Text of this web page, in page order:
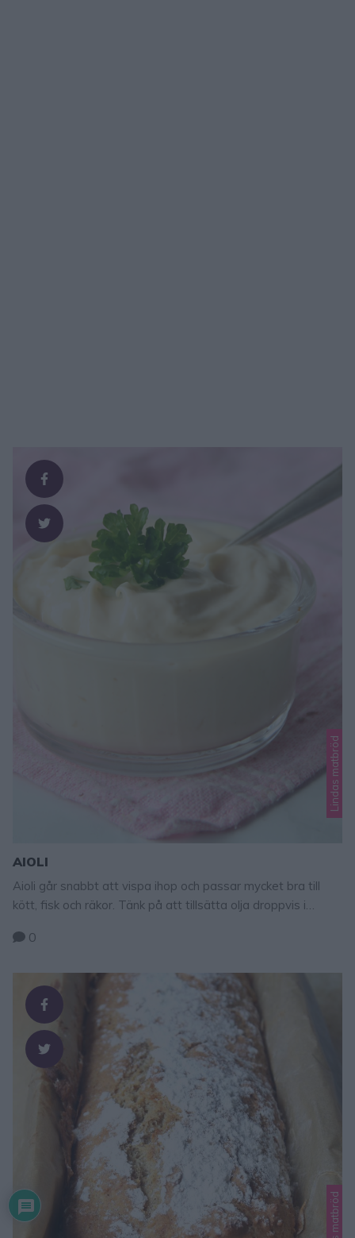
Lindas matbröd
AIOLI
Aioli går snabbt att vispa ihop och passar mycket bra till
kött, fisk och räkor. Tänk på att tillsätta olja droppvis i
massan. Aioli 2 äggulor 2 ½ dl matolja eller rapsolja ½ dl
citronsaft salt vitpeppar GÖR SÅ …
0